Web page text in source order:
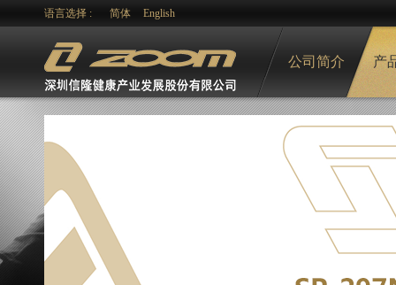
语言选择 : 简体 English
公司简介 产